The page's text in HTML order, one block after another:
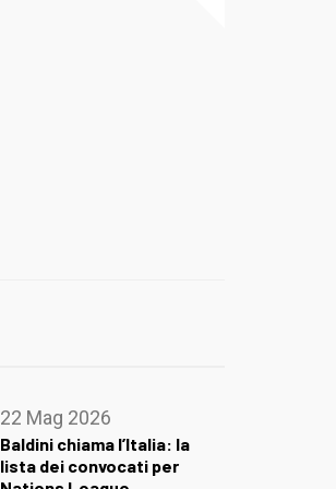
22 Mag 2026
Baldini chiama l’Italia: la
lista dei convocati per